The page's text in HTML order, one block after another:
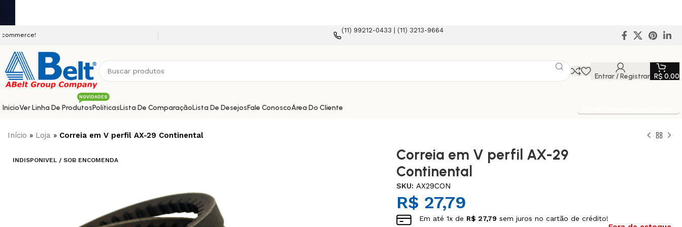
(11) 99212-0433 | (11) 3213-9664
Entrar / Registrar R$ 0,00
InicioVer Linha De Produtos
NOVIDADES
PolíticasLista De ComparaçãoLista De DesejosFale ConoscoÁrea Do Cliente
Início » Loja » Correia em V perfil AX-29 Continental
INDISPONIVEL / SOB ENCOMENDA
Correia em V perfil AX-29
Continental
SKU:AX29CON
R$ 27,79
Em até1x de R$ 27,79 sem juros no cartão de crédito!